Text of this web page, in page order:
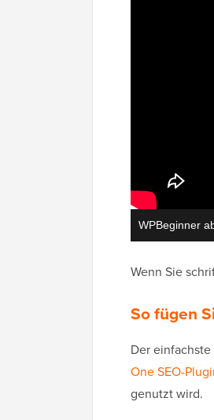
WPBeginner
Wenn Sie
So fügen
Der
One SEO-
genutzt wird.